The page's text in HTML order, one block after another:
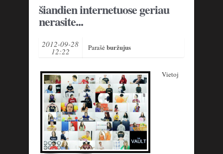
šiandien internetuose geriau
nerasite...
2012-09-28
12:22 Parašėburžujus
Vietoj